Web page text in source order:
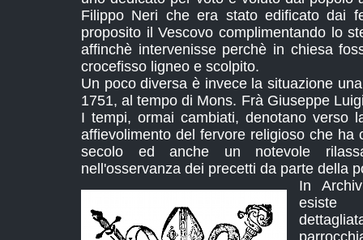
Filippo Neri che era stato edificato dai
proposito il Vescovo complimentando lo
affinchè intervenisse perchè in chiesa
crocefisso ligneo e scolpito.
Un poco diversa è invece la situazione
1751, al tempo di Mons. Frà Giuseppe
I tempi, ormai cambiati, denotano verso
affievolimento del fervore religioso che ha
secolo ed anche un notevole
nell'osservanza dei precetti da parte della
In
esiste